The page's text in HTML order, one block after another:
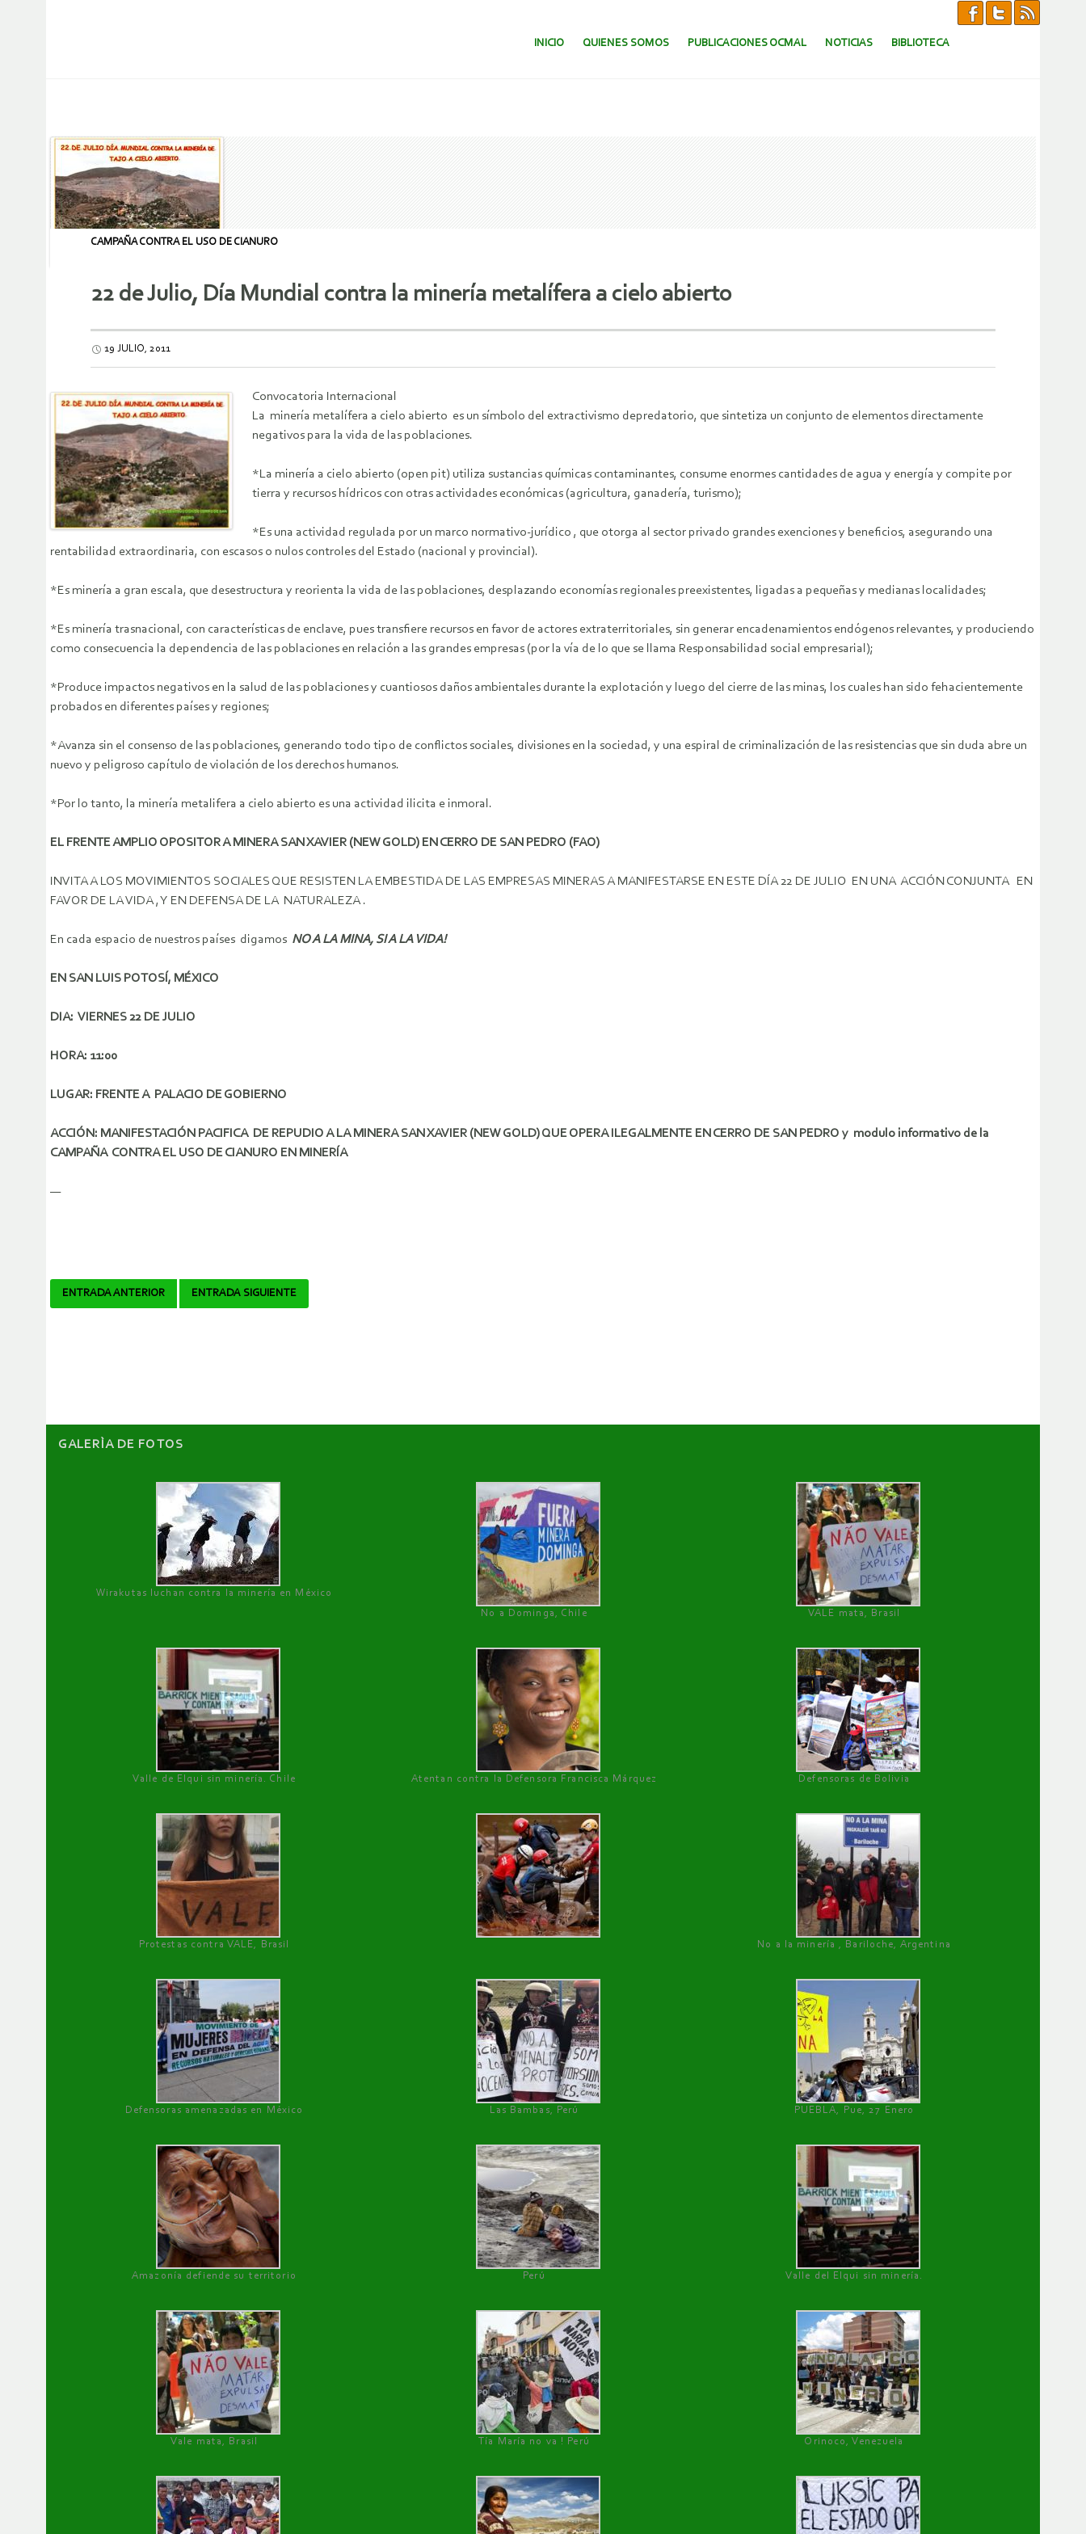
SALTAR AL CONTENIDO.
INICIO QUIENES SOMOS PUBLICACIONES OCMAL NOTICIAS BIBLIOTECA
CAMPAÑA CONTRA EL USO DE CIANURO
22 de Julio, Día Mundial contra la minería metalífera a cielo abierto
19 JULIO, 2011
Convocatoria Internacional
La minería metalífera a cielo abierto es un símbolo del extractivismo depredatorio, que sintetiza un conjunto de elementos directamente
negativos para la vida de las poblaciones.
*La minería a cielo abierto (open pit) utiliza sustancias químicas contaminantes, consume enormes cantidades de agua y energía y compite por
tierra y recursos hídricos con otras actividades económicas (agricultura, ganadería, turismo);
*Es una actividad regulada por un marco normativo-jurídico , que otorga al sector privado grandes exenciones y beneficios, asegurando una
rentabilidad extraordinaria, con escasos o nulos controles del Estado (nacional y provincial).
*Es minería a gran escala, que desestructura y reorienta la vida de las poblaciones, desplazando economías regionales preexistentes, ligadas a pequeñas y medianas localidades;
*Es minería trasnacional, con características de enclave, pues transfiere recursos en favor de actores extraterritoriales, sin generar encadenamientos endógenos relevantes, y produciendo
como consecuencia la dependencia de las poblaciones en relación a las grandes empresas (por la vía de lo que se llama Responsabilidad social empresarial);
*Produce impactos negativos en la salud de las poblaciones y cuantiosos daños ambientales durante la explotación y luego del cierre de las minas, los cuales han sido fehacientemente
probados en diferentes países y regiones;
*Avanza sin el consenso de las poblaciones, generando todo tipo de conflictos sociales, divisiones en la sociedad, y una espiral de criminalización de las resistencias que sin duda abre un
nuevo y peligroso capítulo de violación de los derechos humanos.
*Por lo tanto, la minería metalifera a cielo abierto es una actividad ilicita e inmoral.
EL FRENTE AMPLIO OPOSITOR A MINERA SAN XAVIER (NEW GOLD) EN CERRO DE SAN PEDRO (FAO)
INVITA A LOS MOVIMIENTOS SOCIALES QUE RESISTEN LA EMBESTIDA DE LAS EMPRESAS MINERAS A MANIFESTARSE EN ESTE DÍA 22 DE JULIO EN UNA ACCIÓN CONJUNTA EN
FAVOR DE LA VIDA , Y EN DEFENSA DE LA NATURALEZA .
En cada espacio de nuestros países digamos NO A LA MINA, SI A LA VIDA!
EN SAN LUIS POTOSÍ, MÉXICO
DIA: VIERNES 22 DE JULIO
HORA: 11:00
LUGAR: FRENTE A PALACIO DE GOBIERNO
ACCIÓN: MANIFESTACIÓN PACIFICA DE REPUDIO A LA MINERA SAN XAVIER (NEW GOLD) QUE OPERA ILEGALMENTE EN CERRO DE SAN PEDRO y modulo informativo de la
CAMPAÑA CONTRA EL USO DE CIANURO EN MINERÍA
—
Navegador
ENTRADA ANTERIOR ENTRADA SIGUIENTE
GALERÌA DE FOTOS
Wirakutas luchan contra la minería en México
No a Dominga, Chile
VALE mata, Brasil
Valle de Elqui sin minería. Chile Atentan contra la Defensora Francisca Márquez Defensoras de Bolivia
Protestas contra VALE, Brasil No a la minería , Bariloche, Argentina
Defensoras amenazadas en México Las Bambas, Perú PUEBLA, Pue, 27 Enero
Amazonía defiende su territorio Perú Valle del Elqui sin minería.
Vale mata, Brasil Tía María no va ! Perú Orinoco, Venezuela